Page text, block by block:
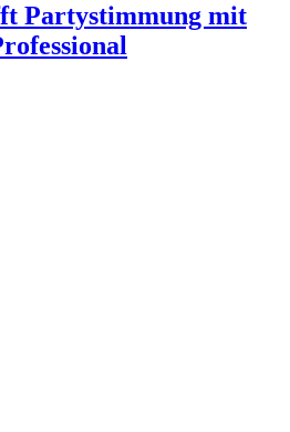
Partystimmung mit